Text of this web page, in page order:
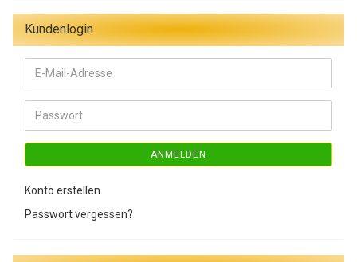
Kundenlogin
E-
Mail-
Adresse
Passwort
ANMELDEN
Konto erstellen
Passwort vergessen?